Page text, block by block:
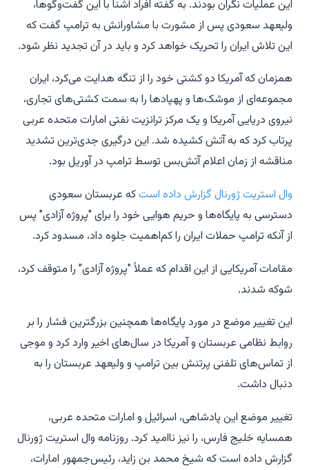
این عملیات نگران بودند. به گفته افراد آشنا با این گفت‌وگوها،
ولیعهد سعودی پس از مشورت با مشاورانش به ترامپ گفت که
این تلاش ایران را تحریک خواهد کرد و باید در آن تجدید نظر شود.
همزمان که آمریکا دو کشتی خود را از تنگه هدایت می‌کرد، ایران
مجموعه‌ای از موشک‌ها و پهپادها را به سمت کشتی‌های تجاری،
نیروی دریایی آمریکا و یک مرکز ترانزیت نفتی امارات متحده عربی
پرتاب کرد که به آتش کشیده شد. این درگیری جدی‌ترین تشدید
مناقشه از زمان اعلام آتش‌بس توسط ترامپ در آوریل بود.
وال استریت ژورنال گزارش داده استکه عربستان سعودی
دسترسی به پایگاه‌ها و حریم هوایی خود را برای "پروژه آزادی" پس
از آنکه ترامپ حملات ایران را کم‌اهمیت جلوه داد، مسدود کرد.
مقامات آمریکایی از این اقدام که عملاً "پروژه آزادی" را متوقف کرد،
شوکه شدند.
این تغییر موضع در مورد پایگاه‌ها همچنین بزرگترین فشار را بر
روابط نظامی عربستان و آمریکا در سال‌های اخیر وارد کرد و موجی
از تماس‌های تلفنی پرتنش بین ترامپ و ولیعهد عربستان را به
دنبال داشت.
تغییر موضع این پادشاهی، اسرائیل و امارات متحده عربی،
همسایه خلیج فارس، را نیز ناامید کرد. روزنامه وال استریت ژورنال
گزارش داده است که شیخ محمد بن زاید، رئیس‌جمهور امارات،